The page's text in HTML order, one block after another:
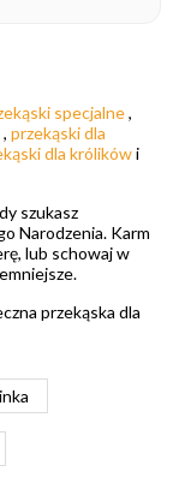
specjalne,
, przekąski dla
dla królikówi
szukasz
Narodzenia. Karm
lub schowaj w